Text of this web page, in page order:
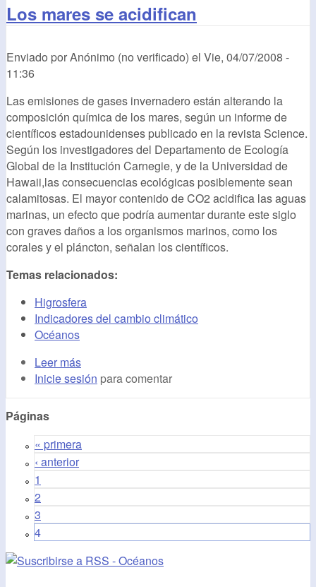
Los mares se acidifican
Enviado porAnónimo (no verificado) el Vie, 04/07/2008 -
11:36
Las emisiones de gases invernadero están alterando la
composición química de los mares, según un informe de
científicos estadounidenses publicado en la revista Science.
Según los investigadores del Departamento de Ecología
Global de la Institución Carnegie, y de la Universidad de
Hawaii,las consecuencias ecológicas posiblemente sean
calamitosas. El mayor contenido de CO2 acidifica las aguas
marinas, un efecto que podría aumentar durante este siglo
con graves daños a los organismos marinos, como los
corales y el pláncton, señalan los científicos.
Temas relacionados:
Higrosfera
Indicadores del cambio climático
Océanos
Leer más
Inicie sesión para comentar
Páginas
« primera
‹ anterior
1
2
3
4